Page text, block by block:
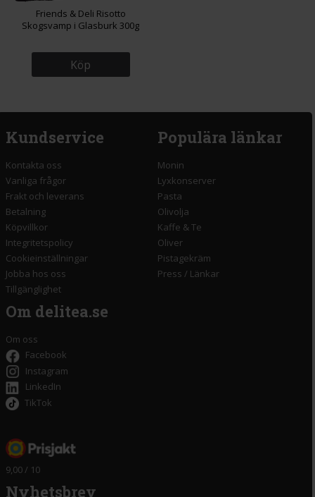
Friends & Deli Risotto
Skogsvamp i Glasburk 300g
Köp
Kundservice
Kontakta oss
Vanliga frågor
Frakt och leverans
Betalning
Köpvillkor
Integritetspolicy
Cookieinställningar
Jobba hos oss
Tillgänglighet
Populära länkar
Monin
Lyxkonserver
Pasta
Olivolja
Kaffe & Te
Oliver
Pistagekräm
Press / Länkar
Om delitea.se
Om oss
Facebook
Instagram
LinkedIn
TikTok
9,00 / 10
Nyhetsbrev